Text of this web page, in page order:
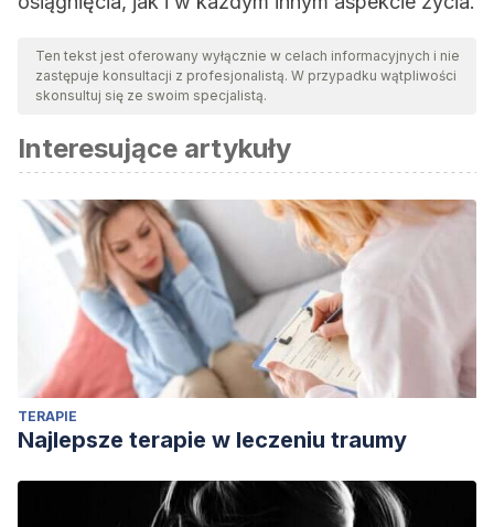
Ten tekst jest oferowany wyłącznie w celach informacyjnych i nie
zastępuje konsultacji z profesjonalistą. W przypadku wątpliwości
skonsultuj się ze swoim specjalistą.
Interesujące artykuły
TERAPIE
Najlepsze terapie w leczeniu traumy